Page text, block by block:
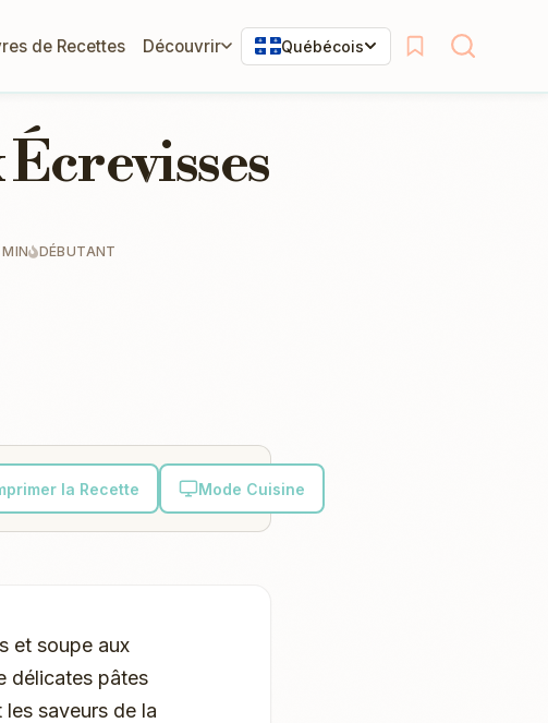
de Recettes Découvrir Québécois
DÉBUTANT
la Recette Mode Cuisine
et soupe aux
délicates pâtes
saveurs de la